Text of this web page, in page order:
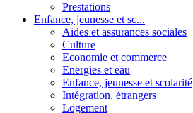
Prestations
Enfance, jeunesse et sc...
Aides et assurances sociales
Culture
Economie et commerce
Energies et eau
Enfance, jeunesse et scolarité
Intégration, étrangers
Logement